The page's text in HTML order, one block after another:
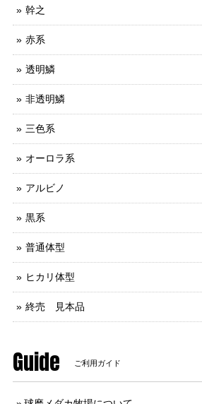
幹之
赤系
透明鱗
非透明鱗
三色系
オーロラ系
アルビノ
黒系
普通体型
ヒカリ体型
終売 見本品
Guide ご利用ガイド